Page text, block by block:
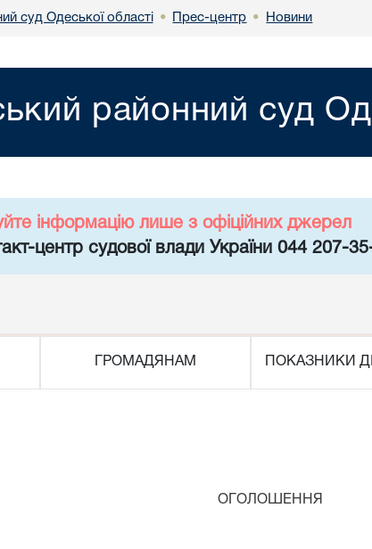
суд Одеської області • Прес-центр • Новини
районний суд
інформацію лише з офіційних джерел
центр судової влади України 044 207-
ГРОМАДЯНАМ ПОКАЗНИКИ